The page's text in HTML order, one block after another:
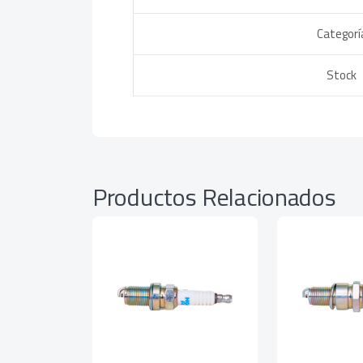
Stock
Productos Relacionados